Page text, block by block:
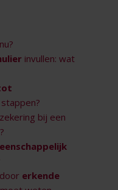
invullen: wat
bij een
erkende